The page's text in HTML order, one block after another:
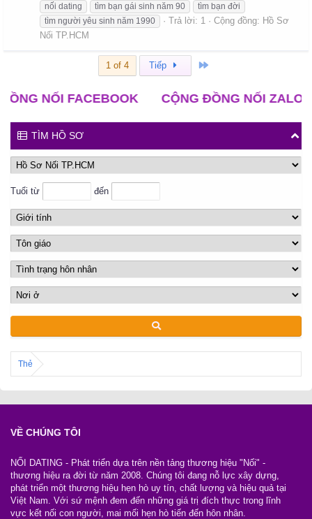
nối dating
tìm bạn gái sinh năm 90
tìm bạn đời
tìm người yêu sinh năm 1990
Trả lời: 1 Cộng đồng: Hồ Sơ
Nối TP.HCM
1 of 4 Tiếp
FACEBOOK CỘNG ĐỒNG NỐI ZALO CLB
TÌM HỒ SƠ
Tuổi từ đến
Thẻ
VỀ CHÚNG TÔI
NỐI DATING - Phát triển dựa trên nền tảng thương hiệu "Nối" -
thương hiệu ra đời từ năm 2008. Chúng tôi đang nỗ lực xây dựng,
phát triển một thương hiệu hẹn hò uy tín, chất lượng và hiệu quả tại
Việt Nam. Với sứ mệnh đem đến những giá trị đích thực trong lĩnh
vực kết nối con người, mai mối hẹn hò tiến đến hôn nhân.